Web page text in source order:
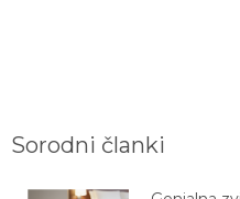
Sorodni članki